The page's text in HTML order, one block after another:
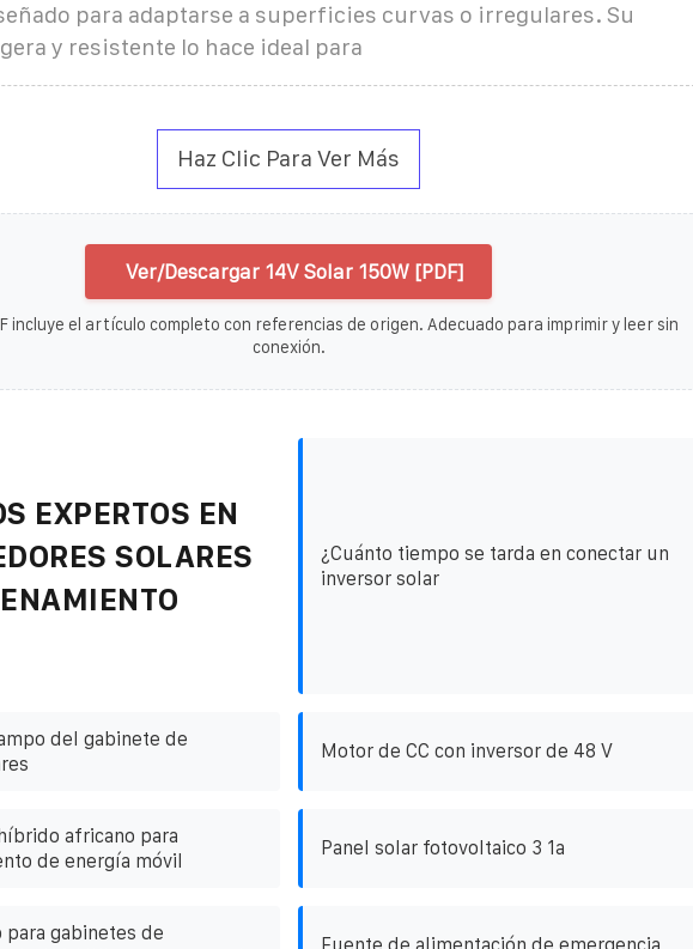
para adaptarse a superficies curvas o irregulares. Su
y resistente lo hace ideal para
Haz Clic Para Ver Más
Ver/Descargar 14V Solar 150W [PDF]
incluye el artículo completo con referencias de origen. Adecuado para imprimir y leer sin
conexión.
EXPERTOS EN
SOLARES
¿Cuánto tiempo se tarda en conectar un
inversor solar
del gabinete de
Motor de CC con inversor de 48 V
africano para
de energía móvil
Panel solar fotovoltaico 3 1a
para gabinetes de
Fuente de alimentación de emergencia